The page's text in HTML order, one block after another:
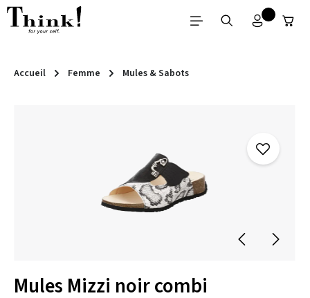
Passer au contenu principal
Accueil Femme Mules & Sabots
Mules Mizzi noir combi